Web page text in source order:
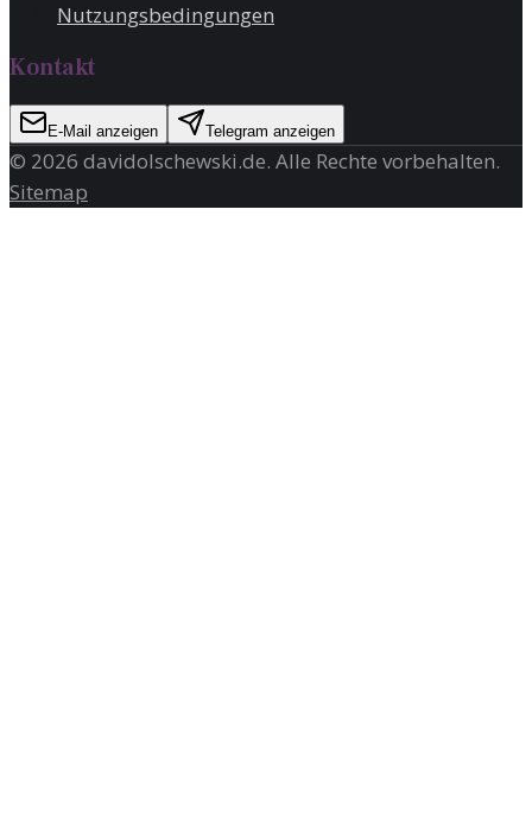
Nutzungsbedingungen
Kontakt
E-Mail anzeigen Telegram anzeigen
© 2026 davidolschewski.de. Alle Rechte vorbehalten.
Sitemap